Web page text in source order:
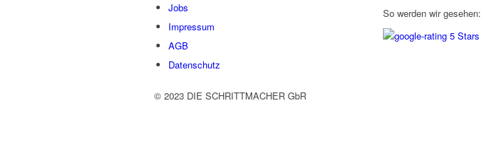
Jobs
Impressum
AGB
Datenschutz
© 2023 DIE SCHRITTMACHER GbR
So werden wir gesehen: